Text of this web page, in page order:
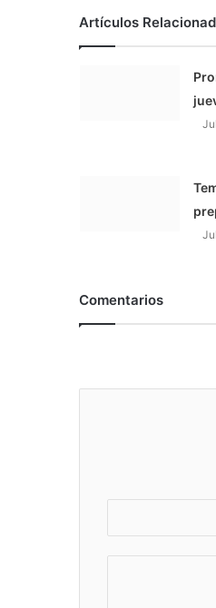
Artículos
Comentarios